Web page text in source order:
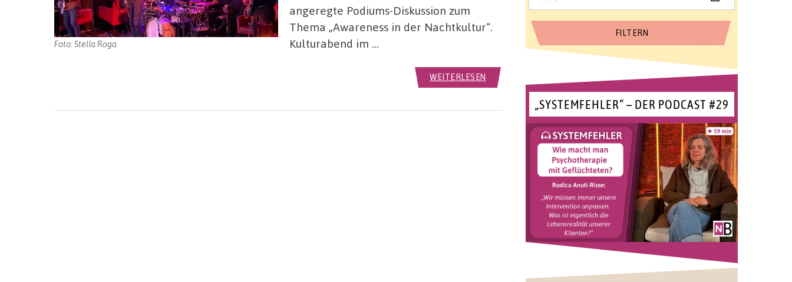
Foto: Stella Roga
angeregte Podiums-Diskussion zum
Thema „Awareness in der Nachtkultur“.
Kulturabend im …
WEITERLESEN
„SYSTEMFEHLER“ – DER PODCAST #29